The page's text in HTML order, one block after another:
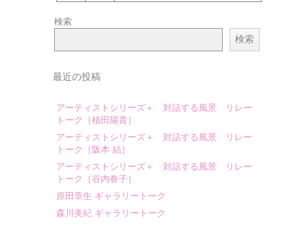
検索
検索
最近の投稿
アーティストシリーズ＋ 対話する風景 リレー
トーク［植田陽貴］
アーティストシリーズ＋ 対話する風景 リレー
トーク［阪本 結］
アーティストシリーズ＋ 対話する風景 リレー
トーク［谷内春子］
原田章生 ギャラリートーク
森川美紀 ギャラリートーク